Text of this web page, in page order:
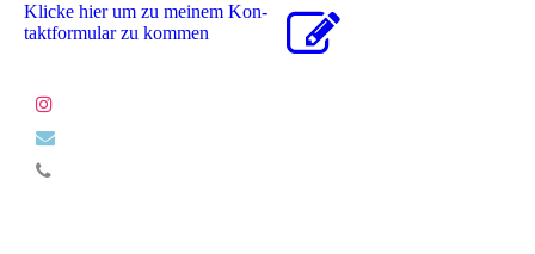
Klicke hier um zu meinem Kon­
takt­for­mu­lar zu kommen